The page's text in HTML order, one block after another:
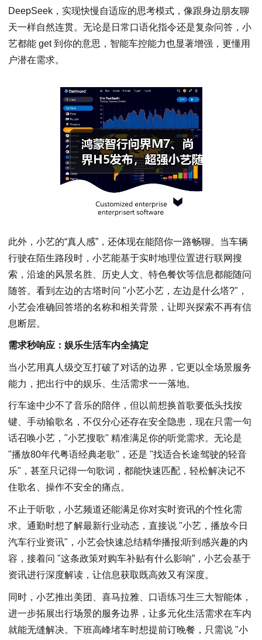
DeepSeek，实现快慢自适应的思考模式，像跟身边朋友聊
天一样自然连贯。无论是日常口语化指令还是复杂问答，小
艺都能 get 到你的意思，智能车控能力也显著增强，更懂用
户潜在需求。
此外，小艺的“真人感”，还体现在能陪你一路畅聊。当车辆
行驶在陌生路段时，小艺能基于实时地理位置进行联网搜
索，沿途的风景名胜、历史人文、特色餐饮等信息都能随问
随答。看到左边的古塔时问 "小艺小艺，左边是什么塔?"，
小艺会准确回答塔的名称和相关背景，让即兴探索不再有信
息断层。
需求秒响应：娱乐生活车内全搞定
当小艺用真人级交互打破了对话的边界，它更以全场景服务
能力，把出行中的娱乐、生活需求一一落地。
行车途中少不了音乐的陪伴，但以前想换首歌要低头找按
键、手动输歌名，不仅分心还存在安全隐患，现在只需一句
话召唤小艺，"小艺搜歌" 精准满足你的听觉需求。无论是
"播放80年代粤语经典老歌"，还是 "找适合长途驾驶的轻音
乐"，甚至只记得一句歌词，都能快速匹配，轻松解决记不
住歌名、操作不安全的痛点。
不止于听歌，小艺频道还能满足你对实时资讯的个性化需
求。通勤时想了解最新行业动态，直接说 "小艺，播放今日
汽车行业资讯"，小艺会快速总结精华播报;听到感兴趣的内
容，接着问 "这条政策对购车补贴有什么影响”，小艺会基于
资讯进行深度解读，让信息获取既高效又有深度。
同时，小艺推出美团、喜马拉雅、口语练习生三大智能体，
进一步拓展出行场景的服务边界，让多元化生活需求在车内
就能无缝解决。下班高峰堵车时想提前订晚餐，只需说 "小